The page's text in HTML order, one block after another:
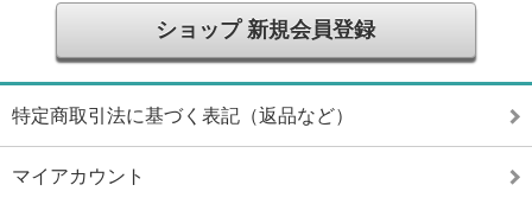
ショップ 新規会員登録
特定商取引法に基づく表記（返品など）
マイアカウント